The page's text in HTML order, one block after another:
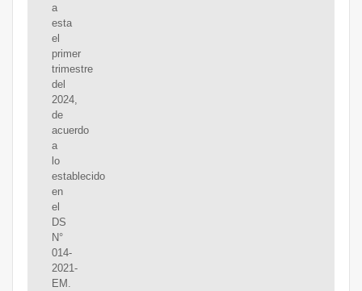
a
esta
el
primer
trimestre
del
2024,
de
acuerdo
a
lo
establecido
en
el
DS
N°
014-
2021-
EM.